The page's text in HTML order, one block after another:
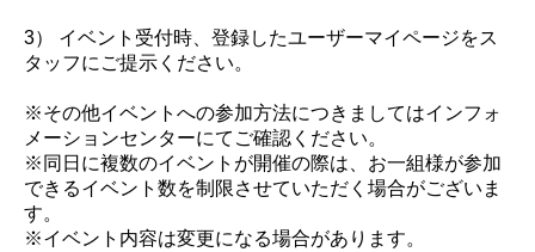
3） イベント受付時、登録したユーザーマイページをス
タッフにご提示ください。
※その他イベントへの参加方法につきましてはインフォ
メーションセンターにてご確認ください。
※同日に複数のイベントが開催の際は、お一組様が参加
できるイベント数を制限させていただく場合がございま
す。
※イベント内容は変更になる場合があります。